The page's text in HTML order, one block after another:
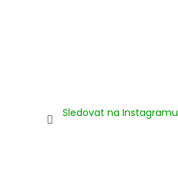
Sledovat na Instagramu